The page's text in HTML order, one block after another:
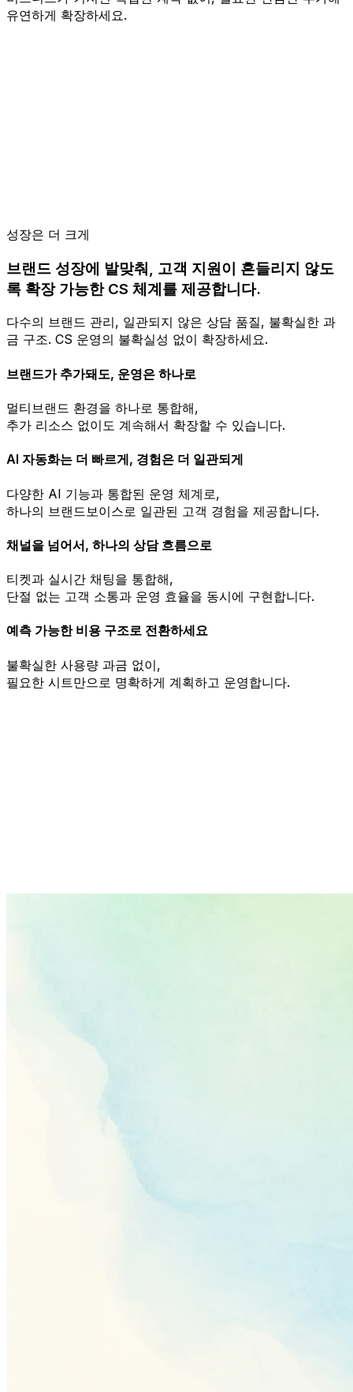
유연하게 확장하세요.
성장은 더 크게
브랜드 성장에 발맞춰, 고객 지원이 흔들리지 않도
록 확장 가능한 CS 체계를 제공합니다.
다수의 브랜드 관리, 일관되지 않은 상담 품질, 불확실한 과
금 구조. CS 운영의 불확실성 없이 확장하세요.
브랜드가 추가돼도, 운영은 하나로
멀티브랜드 환경을 하나로 통합해,
추가 리소스 없이도 계속해서 확장할 수 있습니다.
AI 자동화는 더 빠르게, 경험은 더 일관되게
다양한 AI 기능과 통합된 운영 체계로,
하나의 브랜드보이스로 일관된 고객 경험을 제공합니다.
채널을 넘어서, 하나의 상담 흐름으로
티켓과 실시간 채팅을 통합해,
단절 없는 고객 소통과 운영 효율을 동시에 구현합니다.
예측 가능한 비용 구조로 전환하세요
불확실한 사용량 과금 없이,
필요한 시트만으로 명확하게 계획하고 운영합니다.